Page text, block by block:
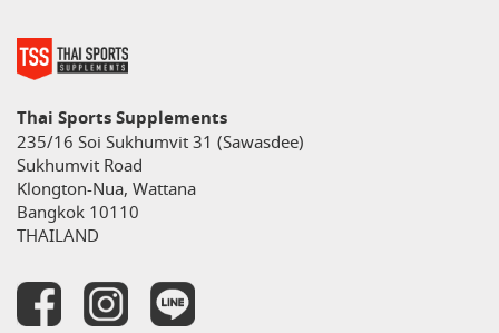
Thai Sports Supplements
235/16 Soi Sukhumvit 31 (Sawasdee)
Sukhumvit Road
Klongton-Nua, Wattana
Bangkok 10110
THAILAND